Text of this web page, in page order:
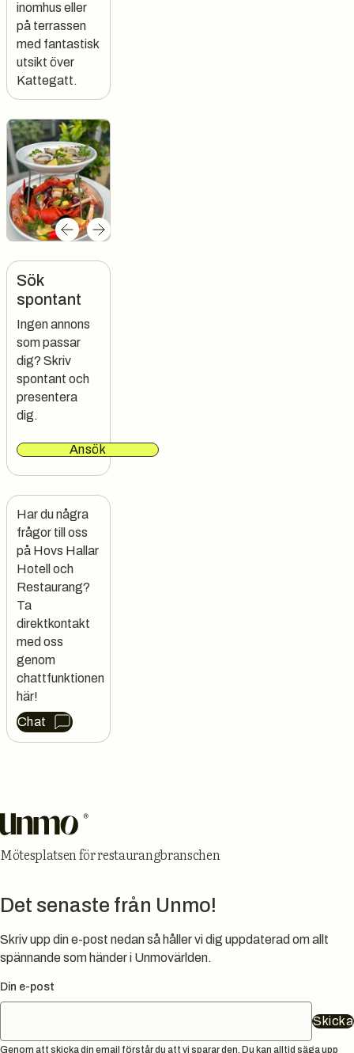
inomhus eller
på terrassen
med fantastisk
utsikt över
Kattegatt.
Sök
spontant
Ingen annons
som passar
dig? Skriv
spontant och
presentera
dig.
Ansök
Har du några
frågor till oss
på Hovs Hallar
Hotell och
Restaurang?
Ta
direktkontakt
med oss
genom
chattfunktionen
här!
Chat
Mötesplatsen för restaurangbranschen
Det senaste från Unmo!
Skriv upp din e-post nedan så håller vi dig uppdaterad om allt
spännande som händer i Unmovärlden.
Din e-post
Skicka
Genom att skicka din email förstår du att vi sparar den. Du kan alltid säga upp